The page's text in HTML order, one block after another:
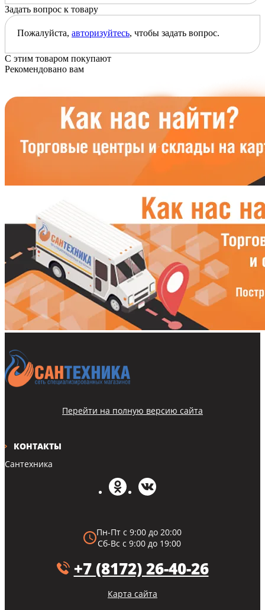
Задать вопрос к товару
Пожалуйста, авторизуйтесь, чтобы задать вопрос.
С этим товаром покупают
Рекомендовано вам
КОНТАКТЫ
Сантехника
Пн-Пт с 9:00 до 20:00
Сб-Вс с 9:00 до 19:00
+7 (8172) 26-40-26
Карта сайта
Перейти на полную версию сайта